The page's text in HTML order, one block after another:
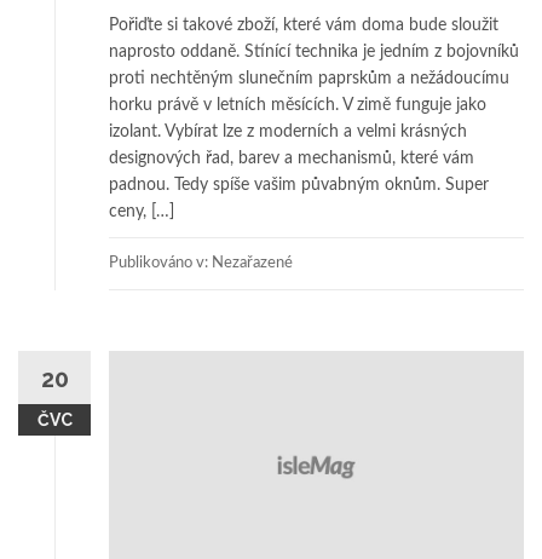
Pořiďte si takové zboží, které vám doma bude sloužit
naprosto oddaně. Stínící technika je jedním z bojovníků
proti nechtěným slunečním paprskům a nežádoucímu
horku právě v letních měsících. V zimě funguje jako
izolant. Vybírat lze z moderních a velmi krásných
designových řad, barev a mechanismů, které vám
padnou. Tedy spíše vašim půvabným oknům. Super
ceny, […]
Publikováno v: Nezařazené
20
ČVC